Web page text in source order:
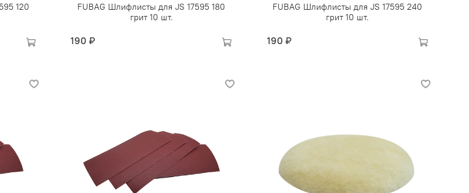
120
FUBAG Шлифлисты для JS 17595 180
грит 10 шт.
190 ₽
FUBAG Шлифлисты для JS 17595 240
грит 10 шт.
190 ₽